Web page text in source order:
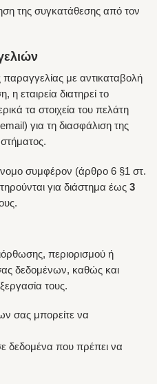
της συγκατάθεσης από τον
με αντικαταβολή
εταιρεία διατηρεί το
τα στοιχεία του πελάτη
για τη διασφάλιση της
συμφέρον (άρθρο 6 §1 στ.
για διάστημα έως 3
περιορισμού ή
δεδομένων, καθώς και
τους.
σας μπορείτε να
δεδομένα που πρέπει να